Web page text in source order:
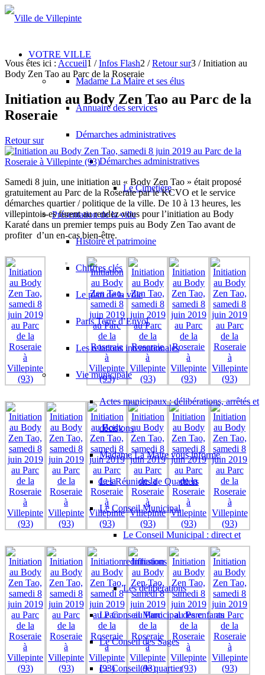
VOTRE VILLE
Madame La Maire et ses élus
Annuaire des services
Démarches administratives
Démarches administratives
Le Cimetière
Présentation de la ville
Histoire et patrimoine
Chiffres clés
Le plan de la ville
Paris Terre d’Envol
Les relations internationales
Vie municipale
Actes municipaux : délibérations, arrêtés et
décisions
Madame La Maire vous informe
Les Réunions de Quartiers
Le Conseil Municipal
Le Conseil Municipal : direct et
rediffusions
Les délibérations
Le Conseil Municipal des enfants
Le Conseil des Sages
Le Conseil de quartier
Vous êtes ici : Accueil1 / Infos Flash2 / Retour sur3 / Initiation au
Body Zen Tao au Parc de la Roseraie
Initiation au Body Zen Tao au Parc de la
Roseraie
Retour sur
Samedi 8 juin, une initiation au « Body Zen Tao » était proposé
gratuitement au Parc de la Roseraie par le KCVO et le service
démarches quartier / politique de la ville. De 10 à 13 heures, les
villepintois-es furent au rendez-vous pour l’initiation au Body
Karaté dans un premier temps puis au Body Zen Tao avant de
profiter d’un en-cas bien-être.